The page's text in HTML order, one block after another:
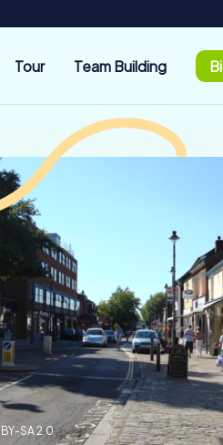
Tour Team Building
SA 2.0